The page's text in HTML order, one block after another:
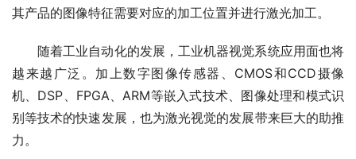
其产品的图像特征需要对应的加工位置并进行激光加工。
随着工业自动化的发展，工业机器视觉系统应用面也将
越来越广泛。加上数字图像传感器、CMOS和CCD摄像
机、DSP、FPGA、ARM等嵌入式技术、图像处理和模式识
别等技术的快速发展，也为激光视觉的发展带来巨大的助推
力。